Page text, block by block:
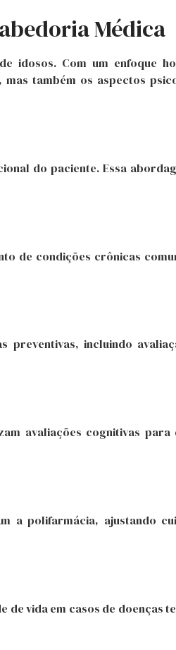
Médica
idosos. Com um enfoque
também os aspectos
do paciente. Essa
de condições crônicas
preventivas, incluindo
avaliações cognitivas
a polifarmácia, ajustando
vida em casos de doenças